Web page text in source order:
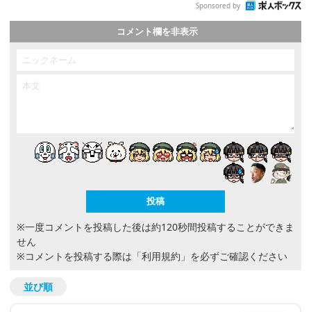
Sponsored by
コメント欄を非表示
※一度コメントを投稿した後は約120秒間投稿することができま
せん
※コメントを投稿する際は 「利用規約」 を必ずご確認ください
並び順